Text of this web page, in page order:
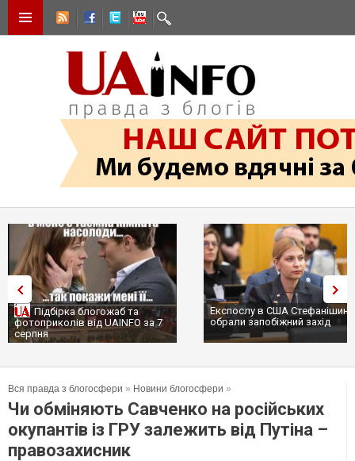
Підбірка блогожаб та
фотоприколів від UAINFO за 7
серпня
Експослу в США
обрали запобіжний захід
Вся правда з блогосфери » Новини блогосфери »
Чи обміняють Савченко на російських
окупантів із ГРУ залежить від Путіна –
правозахисник